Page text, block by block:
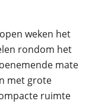
weken het
rondom het
mate
met grote
ruimte